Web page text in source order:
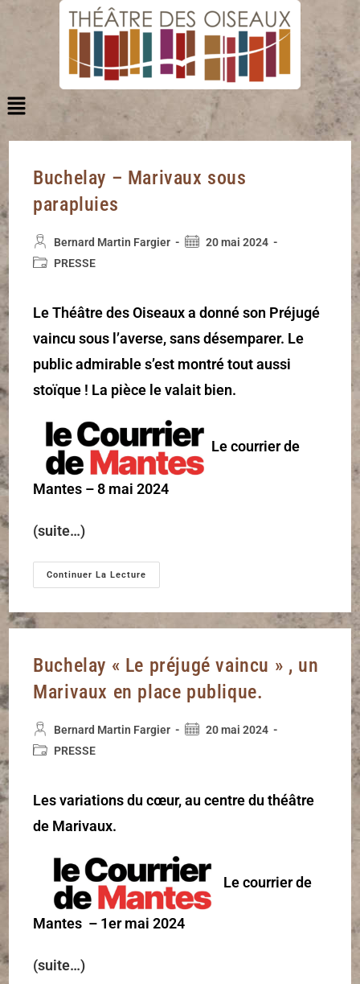
Buchelay – Marivaux sous
parapluies
Bernard Martin Fargier
20 mai 2024
PRESSE
Le Théâtre des Oiseaux a donné son Préjugé
vaincu sous l’averse, sans désemparer. Le
public admirable s’est montré tout aussi
stoïque ! La pièce le valait bien.
Le courrier de
Mantes – 8 mai 2024
(suite…)
Continuer La Lecture
Buchelay « Le préjugé vaincu » , un
Marivaux en place publique.
Bernard Martin Fargier
20 mai 2024
PRESSE
Les variations du cœur, au centre du théâtre
de Marivaux.
Le courrier de
Mantes – 1er mai 2024
(suite…)